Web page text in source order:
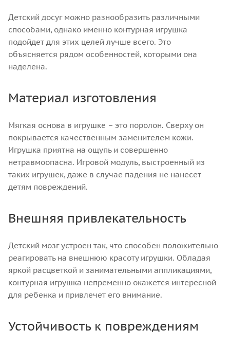
Детский досуг можно разнообразить различными
способами, однако именно контурная игрушка
подойдет для этих целей лучше всего. Это
объясняется рядом особенностей, которыми она
наделена.
Материал изготовления
Мягкая основа в игрушке – это поролон. Сверху он
покрывается качественным заменителем кожи.
Игрушка приятна на ощупь и совершенно
нетравмоопасна. Игровой модуль, выстроенный из
таких игрушек, даже в случае падения не нанесет
детям повреждений.
Внешняя привлекательность
Детский мозг устроен так, что способен положительно
реагировать на внешнюю красоту игрушки. Обладая
яркой расцветкой и занимательными аппликациями,
контурная игрушка непременно окажется интересной
для ребенка и привлечет его внимание.
Устойчивость к повреждениям